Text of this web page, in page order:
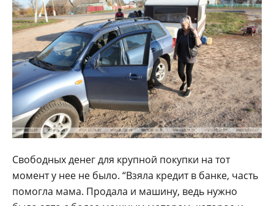
Свободных денег для крупной покупки на тот
момент у нее не было. “Взяла кредит в банке, часть
помогла мама. Продала и машину, ведь нужно